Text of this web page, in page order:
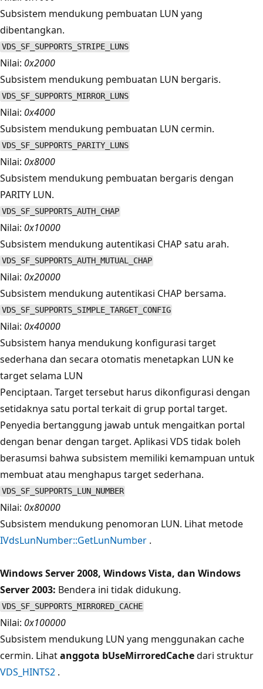
Subsistem mendukung pembuatan LUN yang
dibentangkan.
VDS_SF_SUPPORTS_STRIPE_LUNS
Nilai: 0x2000
Subsistem mendukung pembuatan LUN bergaris.
VDS_SF_SUPPORTS_MIRROR_LUNS
Nilai: 0x4000
Subsistem mendukung pembuatan LUN cermin.
VDS_SF_SUPPORTS_PARITY_LUNS
Nilai: 0x8000
Subsistem mendukung pembuatan bergaris dengan
PARITY LUN.
VDS_SF_SUPPORTS_AUTH_CHAP
Nilai: 0x10000
Subsistem mendukung autentikasi CHAP satu arah.
VDS_SF_SUPPORTS_AUTH_MUTUAL_CHAP
Nilai: 0x20000
Subsistem mendukung autentikasi CHAP bersama.
VDS_SF_SUPPORTS_SIMPLE_TARGET_CONFIG
Nilai: 0x40000
Subsistem hanya mendukung konfigurasi target
sederhana dan secara otomatis menetapkan LUN ke
target selama LUN
Penciptaan. Target tersebut harus dikonfigurasi dengan
setidaknya satu portal terkait di grup portal target.
Penyedia bertanggung jawab untuk mengaitkan portal
dengan benar dengan target. Aplikasi VDS tidak boleh
berasumsi bahwa subsistem memiliki kemampuan untuk
membuat atau menghapus target sederhana.
VDS_SF_SUPPORTS_LUN_NUMBER
Nilai: 0x80000
Subsistem mendukung penomoran LUN. Lihat metode
IVdsLunNumber::GetLunNumber .
Windows Server 2008, Windows Vista, dan Windows
Server 2003: Bendera ini tidak didukung.
VDS_SF_SUPPORTS_MIRRORED_CACHE
Nilai: 0x100000
Subsistem mendukung LUN yang menggunakan cache
cermin. Lihatanggota bUseMirroredCachedari struktur
VDS_HINTS2 .